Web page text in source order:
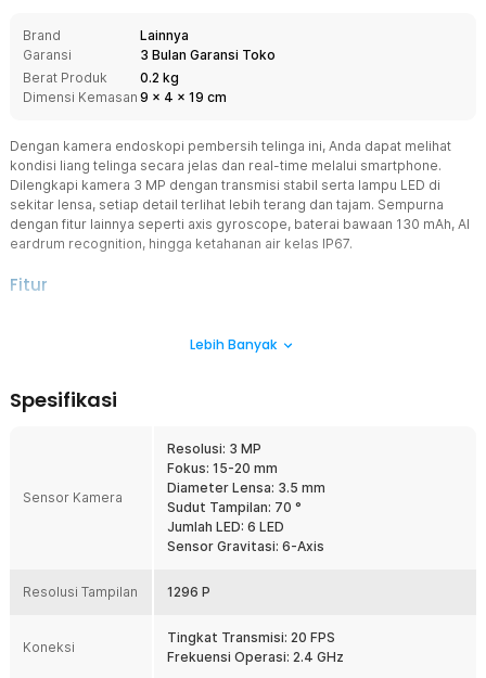
Brand
Lainnya
Garansi
3 Bulan Garansi Toko
Berat Produk
0.2 kg
Dimensi Kemasan 9 x 4 x 19 cm
Dengan kamera endoskopi pembersih telinga ini, Anda dapat melihat
kondisi liang telinga secara jelas dan real-time melalui smartphone.
Dilengkapi kamera 3 MP dengan transmisi stabil serta lampu LED di
sekitar lensa, setiap detail terlihat lebih terang dan tajam. Sempurna
dengan fitur lainnya seperti axis gyroscope, baterai bawaan 130 mAh, AI
eardrum recognition, hingga ketahanan air kelas IP67.
Fitur
Kamera pembersih telinga dilengkapi resolusi gambar hingga 1296
dalam telinga dengan pencahayaan optimal, bahkan di area gelap
Navigasi yang Mudah
Dilengkapi teknologi axis gyroscope yang memungkinkan rotasi
360° tanpa blind spot. Gambar tetap stabil dan tidak goyang,
membantu Anda membersihkan telinga dengan lebih presisi dan
Dilengkapi AI eardrum recognition, kamera akan memberikan
peringatan visual "Do Not Touch the Eardrum" di layar smartphone
fitur keamanan aktif pertama di kelasnya yang memastikan proses
pembersihan selalu terlindungi dari risiko cedera gendang telinga.
Lebih Banyak
Spesifikasi
Sensor Kamera
Resolusi: 3 MP
Fokus: 15-20 mm
Diameter Lensa: 3.5 mm
Sudut Tampilan: 70 °
Jumlah LED: 6 LED
Sensor Gravitasi: 6-Axis
Resolusi Tampilan 1296 P
Koneksi
Tingkat Transmisi: 20 FPS
Frekuensi Operasi: 2.4 GHz